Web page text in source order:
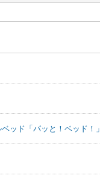
ッド「パッと！ベッド！」